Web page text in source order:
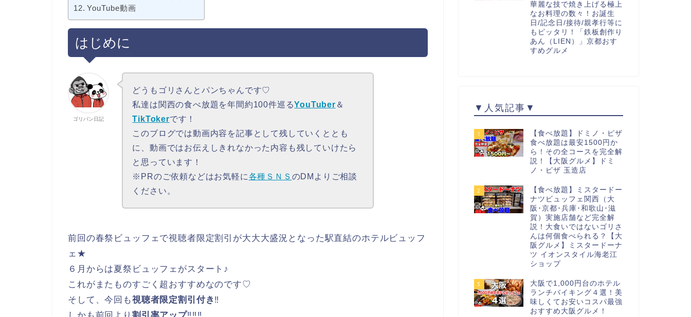
YouTube動画
はじめに
ゴリパン日記
どうもゴリさんとパンちゃんです♡
私達は関西の食べ放題を年間約100件巡るYouTuber ＆
TikTokerです！
このブログでは動画内容を記事として残していくととも
に、動画ではお伝えしきれなかった内容も残していけたら
と思っています！
※PRのご依頼などはお気軽に各種ＳＮＳ のDMよりご相談
ください。
前回の春祭ビュッフェで視聴者限定割引が大大大盛況となった駅直結のホテルビュッフ
ェ★
６月からは夏祭ビュッフェがスタート♪
これがまたものすごく超おすすめなのです♡
そして、今回も視聴者限定割引付き ‼
華麗な技で焼き上げる極上
なお料理の数々！お誕生
日/記念日/接待/親孝行等に
もピッタリ！「鉄板創作り
あん（LIEN）」京都おす
すめグルメ
▼人気記事▼
1
【食べ放題】ドミノ・ピザ
食べ放題は最安1500円か
ら！その全コースを完全解
説！【大阪グルメ】ドミ
ノ・ピザ 玉造店
2
【食べ放題】ミスタードー
ナツビュッフェ関西（大
阪･京都･兵庫･和歌山･滋
賀）実施店舗など完全解
説！大食いではないゴリさ
んは何個食べられる？【大
阪グルメ】ミスタードーナ
ツ イオンスタイル海老江
ショップ
3
大阪で1,000円台のホテル
ランチバイキング４選！美
味しくてお安いコスパ最強
おすすめ大阪グルメ！